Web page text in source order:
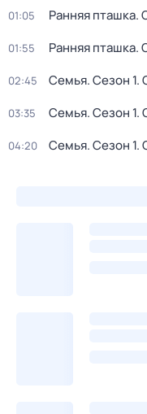
01:05 Ранняя пташка.
01:55 Ранняя пташка.
02:45 Семья. Сезон 1.
03:35 Семья. Сезон 1.
04:20 Семья. Сезон 1.